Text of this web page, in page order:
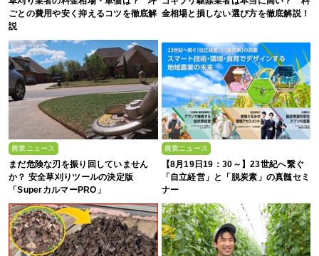
ごとの費用や安く抑えるコツを徹底解
説
金相場と損しない選び方を徹底解説！
農業ニュース
まだ危険な刃を振り回していません
か？ 安全草刈りツールの決定版
「SuperカルマーPRO」
農業ニュース
【8月19日19：30～】23世紀へ繋ぐ
「自立経営」と「脱炭素」の真髄セミ
ナー